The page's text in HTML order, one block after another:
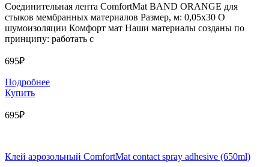
Соединительная лента ComfortMat BAND ORANGE для
стыков мембранных материалов Размер, м: 0,05х30 О
шумоизоляции Комфорт мат Наши материалы созданы по
принципу: работать с
695₽
Подробнее
Купить
695₽
Клей аэрозольный ComfortMat contact spray adhesive (650ml)